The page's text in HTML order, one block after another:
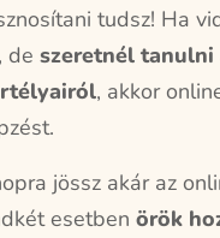
tudsz! Ha
deszeretnél tanulni
, akkor
jössz akár az
esetbenörök